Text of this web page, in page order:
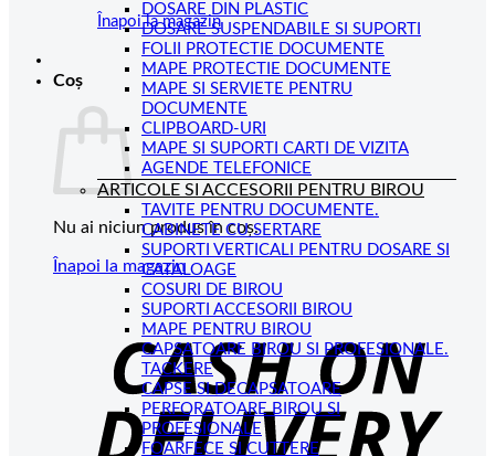
Înapoi la magazin
Coș
Nu ai niciun produs în coș.
Înapoi la magazin
DOSARE DIN PLASTIC
DOSARE SUSPENDABILE SI SUPORTI
FOLII PROTECTIE DOCUMENTE
MAPE PROTECTIE DOCUMENTE
MAPE SI SERVIETE PENTRU
DOCUMENTE
CLIPBOARD-URI
MAPE SI SUPORTI CARTI DE VIZITA
AGENDE TELEFONICE
ARTICOLE SI ACCESORII PENTRU BIROU
TAVITE PENTRU DOCUMENTE.
CABINETE CU SERTARE
SUPORTI VERTICALI PENTRU DOSARE SI
CATALOAGE
COSURI DE BIROU
SUPORTI ACCESORII BIROU
MAPE PENTRU BIROU
CAPSATOARE BIROU SI PROFESIONALE.
TACKERE
CAPSE SI DECAPSATOARE
PERFORATOARE BIROU SI
PROFESIONALE
FOARFECE SI CUTTERE